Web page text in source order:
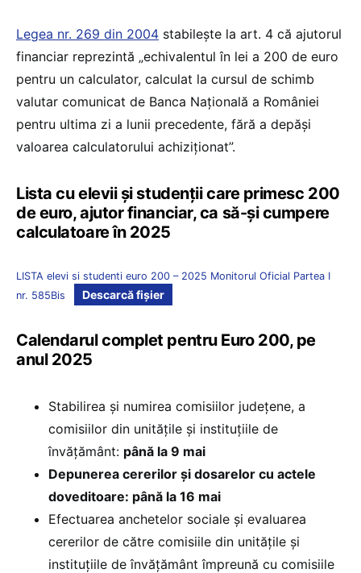
Legea nr. 269 din 2004 stabilește la art. 4 că ajutorul
financiar reprezintă „echivalentul în lei a 200 de euro
pentru un calculator, calculat la cursul de schimb
valutar comunicat de Banca Națională a României
pentru ultima zi a lunii precedente, fără a depăși
valoarea calculatorului achiziționat”.
Lista cu elevii și studenții care primesc 200
de euro, ajutor financiar, ca să-și cumpere
calculatoare în 2025
LISTA elevi si studenti euro 200 – 2025 Monitorul Oficial Partea I
nr. 585Bis
Descarcă fișier
Calendarul complet pentru Euro 200, pe
anul 2025
Stabilirea și numirea comisiilor județene, a
comisiilor din unitățile și instituțiile de
învățământ: până la 9 mai
Depunerea cererilor și dosarelor cu actele
doveditoare: până la 16 mai
Efectuarea anchetelor sociale și evaluarea
cererilor de către comisiile din unitățile și
instituțiile de învățământ împreună cu comisiile